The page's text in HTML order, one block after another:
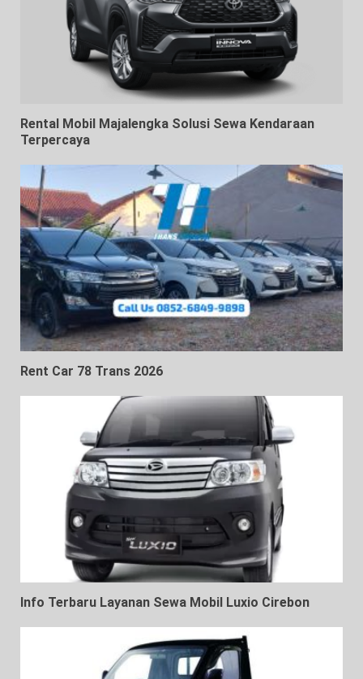
Rental Mobil Majalengka Solusi Sewa Kendaraan
Terpercaya
Rent Car 78 Trans 2026
Info Terbaru Layanan Sewa Mobil Luxio Cirebon